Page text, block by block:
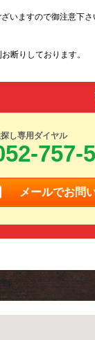
いますので御注意下
断りしております。
し専用ダイヤル
757-
メールでお問